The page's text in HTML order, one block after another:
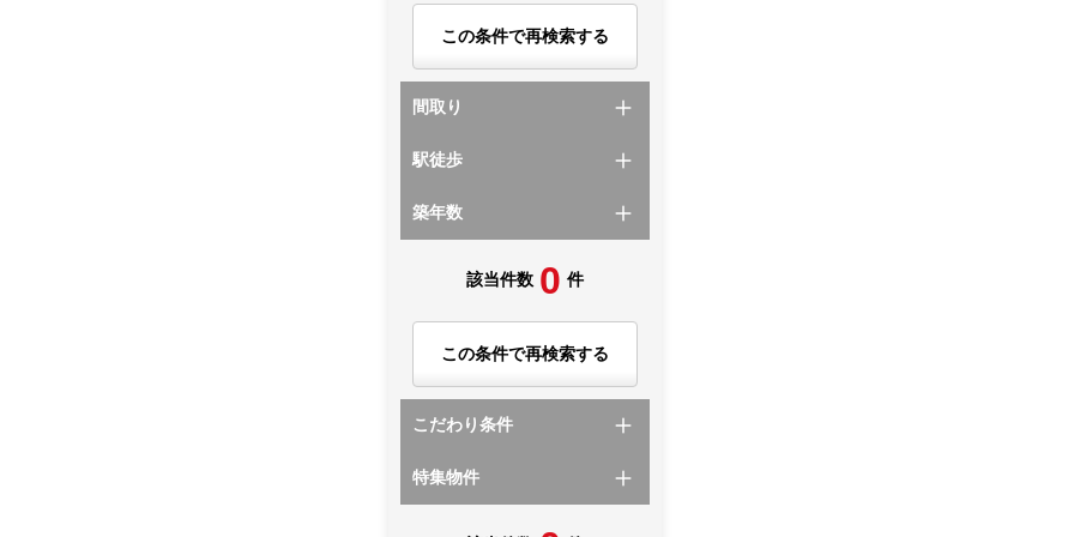
この条件で再検索する
間取り
駅徒歩
築年数
該当件数 0 件
この条件で再検索する
こだわり条件
特集物件